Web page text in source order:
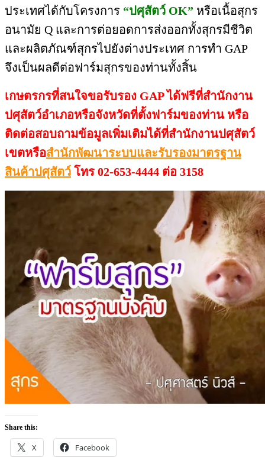
ประเทศได้กับโครงการ “ปศุสัตว์ OK” หรือเนื้อสุกร
อนามัย Q และการต่อยอดการส่งออกทั้งสุกรมีชีวิต
และผลิตภัณฑ์สุกรไปยังต่างประเทศ การทำ GAP
จึงเป็นผลดีต่อฟาร์มสุกรของท่านทั้งสิ้น
เกษตรกรที่สนใจขอรับรอง GAP ได้ฟรีที่สำนักงาน
ปศุสัตว์อำเภอหรือจังหวัดที่ตั้งฟาร์มของท่าน หรือ
ติดต่อสอบถามข้อมูลเพิ่มเติมได้ที่สำนักงานปศุสัตว์
เขตหรือสำนักพัฒนาระบบและรับรองมาตรฐาน
สินค้าปศุสัตว์ โทร 02-653-4444 ต่อ 3158
Share this:
X Facebook